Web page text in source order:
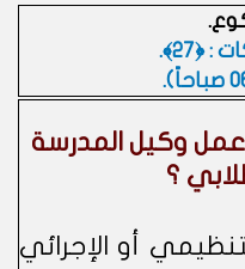
﴿27﴾.
.
عمل وكيل المدرسة
؟
أو الإجرائي